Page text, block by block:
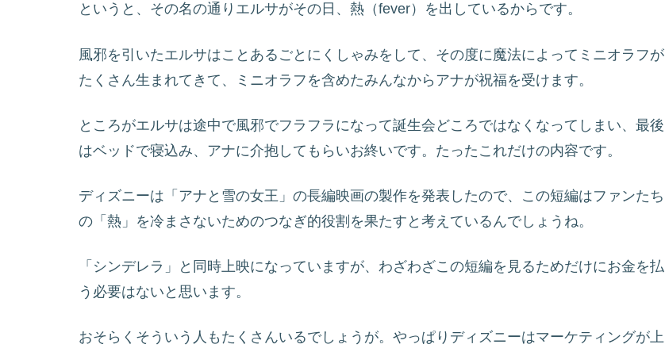
というと、その名の通りエルサがその日、熱（fever）を出しているからです。
風邪を引いたエルサはことあるごとにくしゃみをして、その度に魔法によってミニオラフが
たくさん生まれてきて、ミニオラフを含めたみんなからアナが祝福を受けます。
ところがエルサは途中で風邪でフラフラになって誕生会どころではなくなってしまい、最後
はベッドで寝込み、アナに介抱してもらいお終いです。たったこれだけの内容です。
ディズニーは「アナと雪の女王」の長編映画の製作を発表したので、この短編はファンたち
の「熱」を冷まさないためのつなぎ的役割を果たすと考えているんでしょうね。
「シンデレラ」と同時上映になっていますが、わざわざこの短編を見るためだけにお金を払
う必要はないと思います。
おそらくそういう人もたくさんいるでしょうが。やっぱりディズニーはマーケティングが上